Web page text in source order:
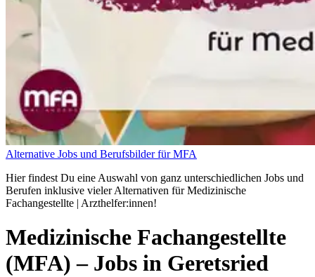
Alternative Jobs und Berufsbilder für MFA
Hier findest Du eine Auswahl von ganz unterschiedlichen Jobs und
Berufen inklusive vieler Alternativen für Medizinische
Fachangestellte | Arzthelfer:innen!
Medizinische Fachangestellte
(MFA) – Jobs in Geretsried